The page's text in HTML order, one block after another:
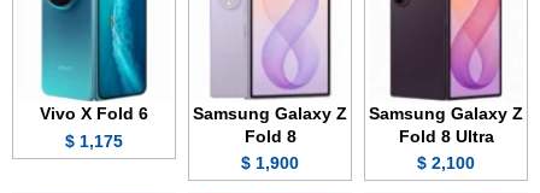
Samsung Galaxy Z
Fold 8 Ultra
2,100 $
Samsung Galaxy Z
Fold 8
1,900 $
Vivo X Fold 6
1,175 $